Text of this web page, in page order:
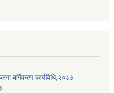
बर्गिकरण कार्यविधि,२०८३